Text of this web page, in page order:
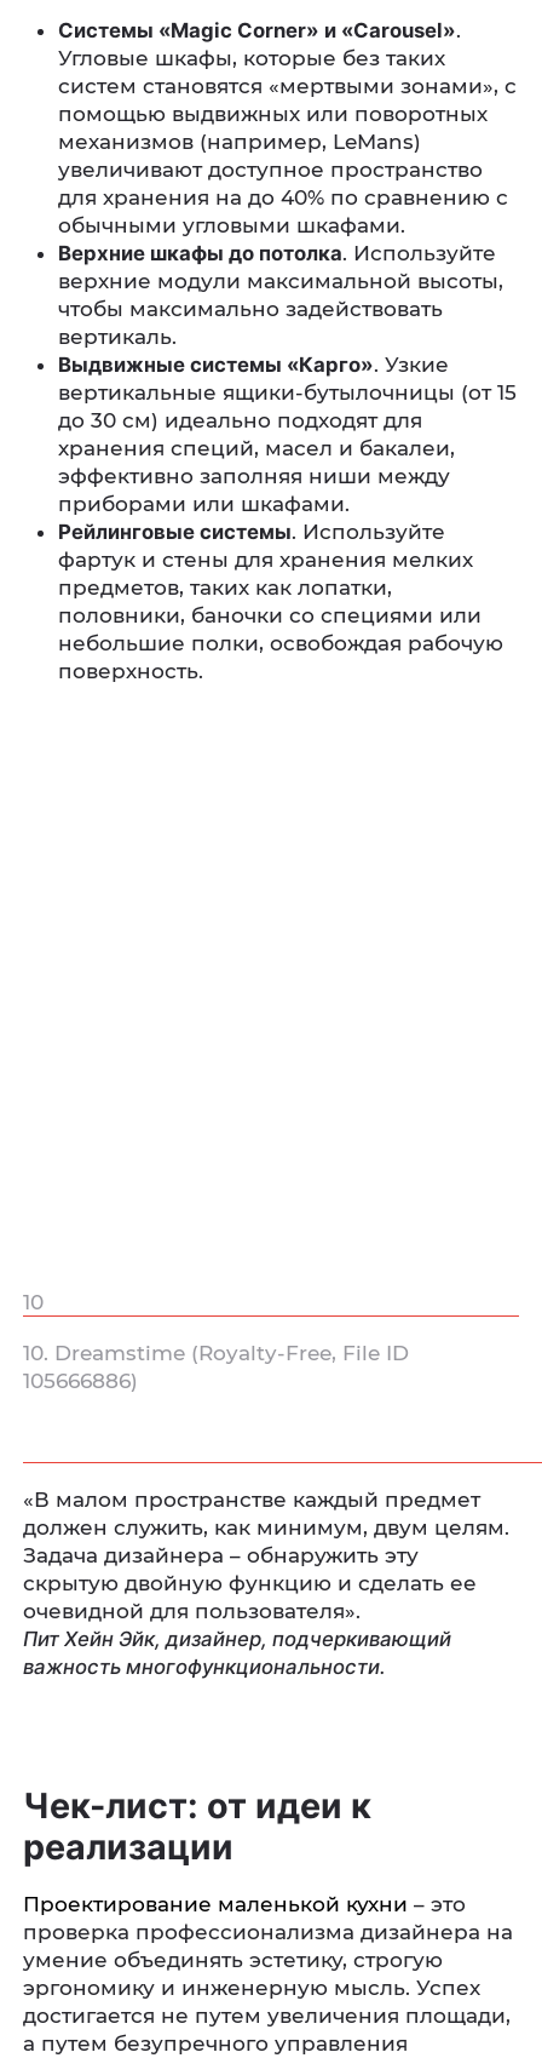
Системы «Magic Corner» и «Carousel».
Угловые шкафы, которые без таких
систем становятся «мертвыми зонами», с
помощью выдвижных или поворотных
механизмов (например, LeMans)
увеличивают доступное пространство
для хранения на до 40% по сравнению с
обычными угловыми шкафами.
Верхние шкафы до потолка. Используйте
верхние модули максимальной высоты,
чтобы максимально задействовать
вертикаль.
Выдвижные системы «Карго». Узкие
вертикальные ящики-бутылочницы (от 15
до 30 см) идеально подходят для
хранения специй, масел и бакалеи,
эффективно заполняя ниши между
приборами или шкафами.
Рейлинговые системы. Используйте
фартук и стены для хранения мелких
предметов, таких как лопатки,
половники, баночки со специями или
небольшие полки, освобождая рабочую
поверхность.
10
«В малом пространстве каждый предмет
должен служить, как минимум, двум целям.
Задача дизайнера – обнаружить эту
скрытую двойную функцию и сделать ее
очевидной для пользователя».
Пит Хейн Эйк, дизайнер, подчеркивающий
важность многофункциональности.
10. Dreamstime (Royalty‑Free, File ID
105666886)
Чек-лист: от идеи к
реализации
Проектирование маленькой кухни – это
проверка профессионализма дизайнера на
умение объединять эстетику, строгую
эргономику и инженерную мысль. Успех
достигается не путем увеличения площади,
а путем безупречного управления